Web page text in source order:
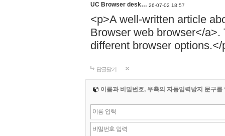
UC Browser desk… 26-07-02 18:57
<p>A well-written article
Browser web browser</
different browser options.</
답글달기
이름과 비밀번호, 우측의 자동입력방지 문구를